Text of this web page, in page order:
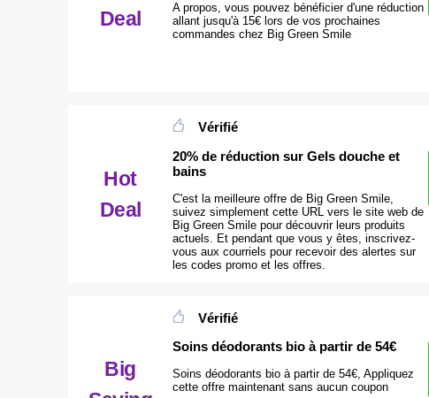
Deal
A propos, vous pouvez bénéficier d'une réduction
allant jusqu'à 15€ lors de vos prochaines
commandes chez Big Green Smile
Hot
Deal
Vérifié
20% de réduction sur Gels douche et
bains
C'est la meilleure offre de Big Green Smile,
suivez simplement cette URL vers le site web de
Big Green Smile pour découvrir leurs produits
actuels. Et pendant que vous y êtes, inscrivez-
vous aux courriels pour recevoir des alertes sur
les codes promo et les offres.
Big
Vérifié
Soins déodorants bio à partir de 54€
Soins déodorants bio à partir de 54€, Appliquez
cette offre maintenant sans aucun coupon